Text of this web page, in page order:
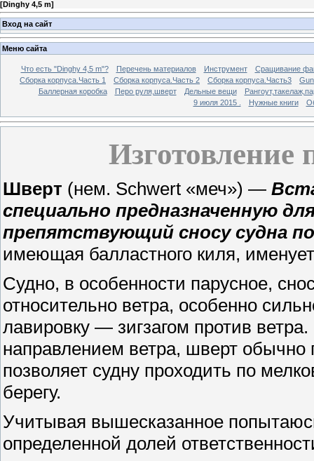
[Dinghy 4,5 m]
Вход на сайт
Меню сайта
Что есть "Dinghy 4,5 m"? Перечень материалов Инструмент
Сращивание
Сборка корпуса.Часть 1
Сборка корпуса.Часть 2 Сборка корпуса.Часть3
Баллерная коробка
Перо руля,шверт Дельные вещи
9 июля 2015 .
Нужные книги
Изготовление
Шверт (нем. Schwert «меч») —
специально предназначенную
препятствующий сносу судна
имеющая балластного киля,
Судно, в особенности парусное,
относительно ветра, особенно
лавировку — зигзагом против
направлением ветра, шверт
позволяет судну проходить по
берегу.
Учитывая вышесказанное
определенной долей